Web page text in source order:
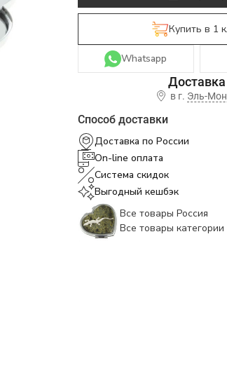
Купить в 1
Whatsapp
в г. Эль-
Способ доставки
Доставка по России
On-line оплата
Система скидок
Выгодный кешбэк
Все товары Россия
Все товары категории